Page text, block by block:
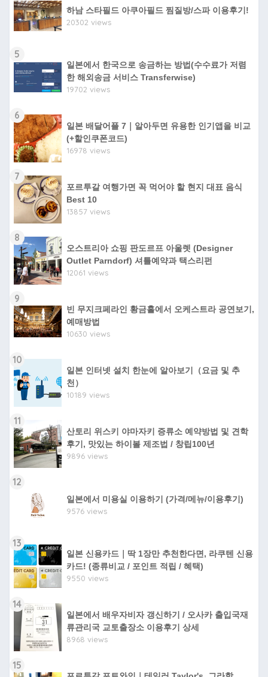
하남 스타필드 아쿠아필드 찜질방/스파 이용후기!
20302 views
5
일본에서 한국으로 송금하는 방법(수수료가 저렴
한 해외송금 서비스 Transferwise)
19702 views
6
일본 배달어플 7｜알아두면 유용한 인기앱을 비교
(+할인쿠폰코드)
16978 views
7
포르투갈 여행가면 꼭 먹어야 할 현지 대표 음식
Best 10
13857 views
8
오스트리아 쇼핑 판도르프 아울렛 (Designer
Outlet Parndorf) 셔틀예약과 택스리펀
12061 views
9
빈 무지크페라인 황금홀에서 오케스트라 공연보기,
예매방법
10630 views
10
일본 인터넷 설치 한눈에 알아보기（요금 및 추
천）
10189 views
11
산토리 위스키 야마자키 증류소 예약방법 및 견학
후기, 맛있는 하이볼 제조법 / 창립100년
9896 views
12
일본에서 미용실 이용하기 (가격/메뉴/이용후기)
9576 views
13
일본 신용카드｜딱 1장만 추천한다면, 라쿠텐 신용
카드! (종류비교 / 포인트 적립 / 혜택)
9550 views
14
일본에서 배우자비자 갱신하기 / 오사카 출입국재
류관리국 교토출장소 이용후기 상세
8968 views
15